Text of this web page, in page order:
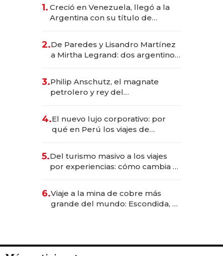
1. Creció en Venezuela, llegó a la
Argentina con su título de
las marcas "fast premium"
2.De Paredes y Lisandro Martínez
a Mirtha Legrand: dos argentinos
3.Philip Anschutz, el magnate
petrolero y rey del
Fénix
4.El nuevo lujo corporativo: por
qué en Perú los viajes de
transformadoras
5.Del turismo masivo a los viajes
por experiencias: cómo cambia el
6.Viaje a la mina de cobre más
grande del mundo: Escondida, el